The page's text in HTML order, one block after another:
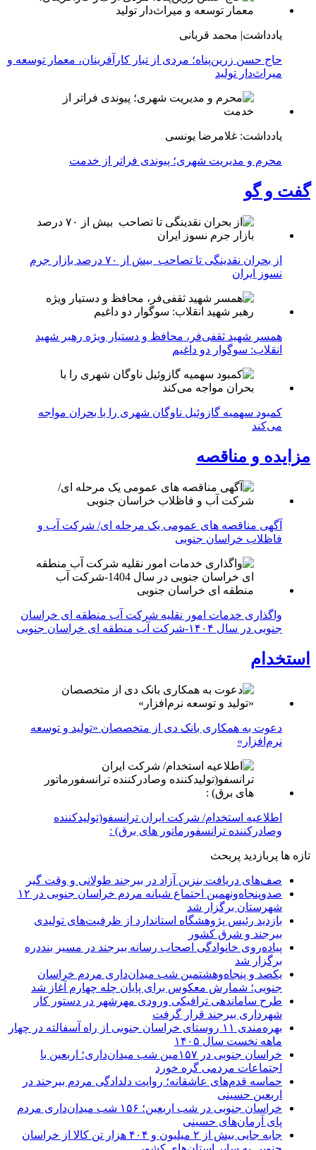
یادداشت| محمد قربانی
حاج حسن زرین‌پناه؛ مردی از تبار کارآفرینان، معمار توسعه و
میراث‌دار تولید
یادداشت: غلامرضا یونسی
محرم و مدیریت شهری؛ پیوندی فراتر از خدمت
گفت و گو
از بحران نقدینگی تا تصاحب بیش از ۷۰ درصد بازار جرم
نسوز ایران
همسر شهید ثقفی‌فر، محافظ و دستیار ویژه رهبر شهید
انقلاب: سوگوار دو داغیم
کمبود سهمیه گازوئیل ناوگان شهری را با بحران مواجه
می‌کند
مزایده و مناقصه
آگهی مناقصه های عمومی یک مرحله ای/ شرکت آب و
فاظلاب خراسان جنوبی
واگذاری خدمات امور نقلیه شرکت آب منطقه ای خراسان
جنوبی در سال ۱۴۰۴-شرکت آب منطقه ای خراسان جنوبی
استخدام
دعوت به همکاری بانک دی از متخصصان «تولید و توسعه
نرم‌افزار»
اطلاعیه استخدام/ شرکت ایران ترانسفو(تولیدکننده
وصادرکننده ترانسفورماتور های برق) :
تازه ها پربازدید پربحث
صف‌های دریافت بنزین آزاد در بیرجند طولانی و وقت گیر
صدوپنجاه‌ونهمین اجتماع شبانه مردم خراسان جنوبی در ۱۲
شهرستان برگزار شد
بازدید رئیس پژوهشگاه استاندارد از ظرفیت‌های تولیدی
بیرجند و شرق کشور
پیاده‌روی خانوادگی اصحاب رسانه بیرجند در مسیر بنددره
برگزار شد
یکصد و پنجاه‌وهشتمین شب میدان‌داری مردم خراسان
جنوبی؛ شمارش معکوس برای پایان چله چهارم آغاز شد
طرح ساماندهی ترافیکی ورودی مهرشهر در دستور کار
شهرداری بیرجند قرار گرفت
بهره‌مندی ۱۱ روستای خراسان جنوبی از راه آسفالته در چهار
ماهه نخست سال ۱۴۰۵
خراسان جنوبی در ۱۵۷مین شب میدان‌داری؛ اربعین با
اجتماعات مردمی گره خورد
حماسه قدم‌های عاشقانه؛ روایت دلدادگی مردم بیرجند در
اربعین حسینی
خراسان جنوبی در شب اربعین؛ ۱۵۶ شب میدان‌داری مردم
پای آرمان‌های حسینی
جابه جایی بیش از ۲ میلیون و ۴۰۴ هزار تن کالا از خراسان